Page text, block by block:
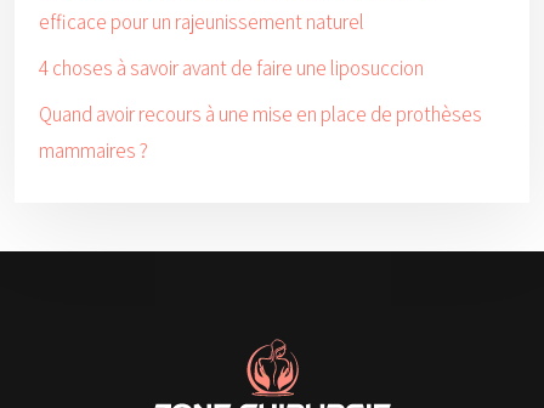
efficace pour un rajeunissement naturel
4 choses à savoir avant de faire une liposuccion
Quand avoir recours à une mise en place de prothèses
mammaires ?